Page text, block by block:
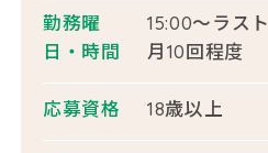
勤務曜
日・時間
15:00〜ラスト
月10回程度
応募資格 18歳以上